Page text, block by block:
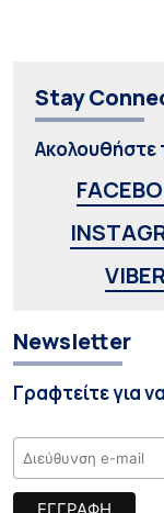
Stay
Ακολουθήστε
VIBER
Newsletter
Γραφτείτε για